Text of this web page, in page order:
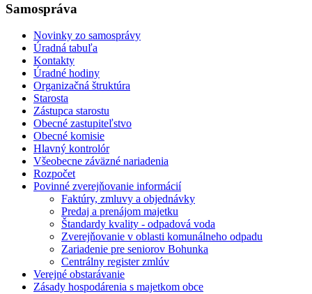
Samospráva
Novinky zo samosprávy
Úradná tabuľa
Kontakty
Úradné hodiny
Organizačná štruktúra
Starosta
Zástupca starostu
Obecné zastupiteľstvo
Obecné komisie
Hlavný kontrolór
Všeobecne záväzné nariadenia
Rozpočet
Povinné zverejňovanie informácií
Faktúry, zmluvy a objednávky
Predaj a prenájom majetku
Štandardy kvality - odpadová voda
Zverejňovanie v oblasti komunálneho odpadu
Zariadenie pre seniorov Bohunka
Centrálny register zmlúv
Verejné obstarávanie
Zásady hospodárenia s majetkom obce